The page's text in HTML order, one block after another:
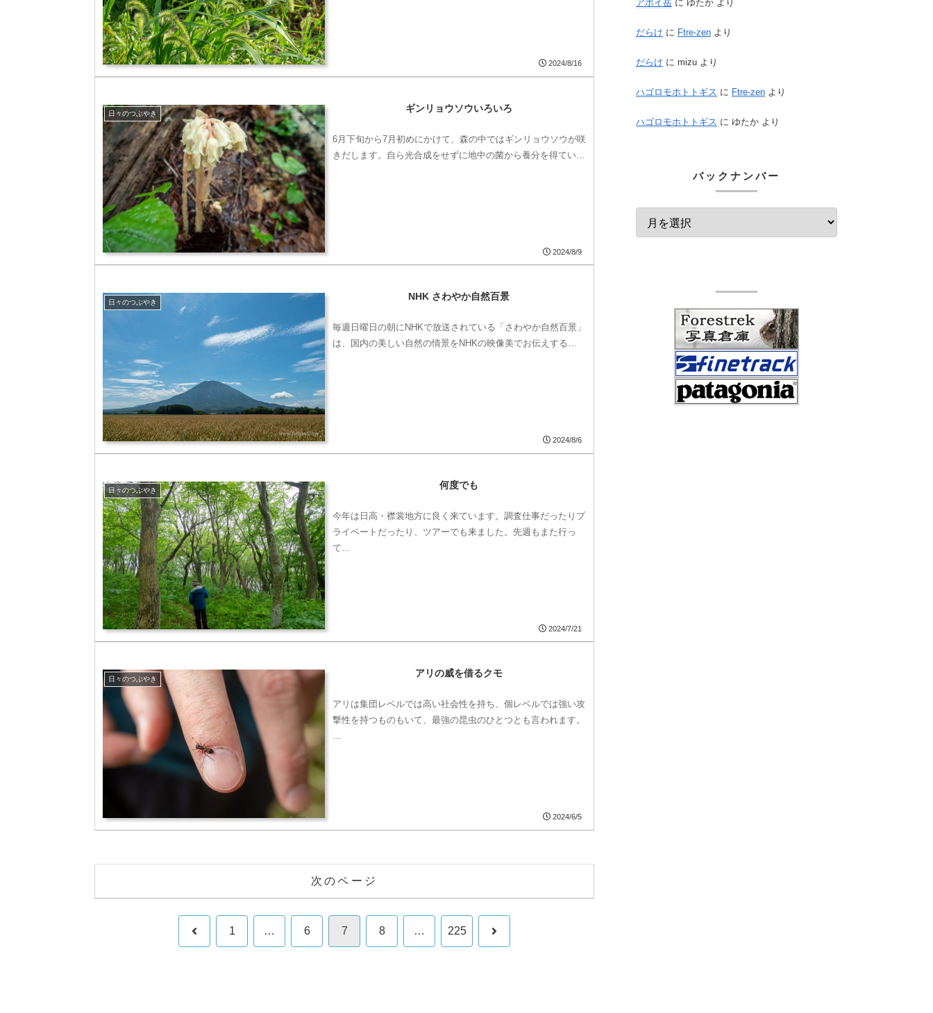
2024/8/16
日々のつぶやき ギンリョウソウいろいろ
6月下旬から7月初めにかけて、森の中ではギンリョウソウが咲
きだします。自ら光合成をせずに地中の菌から養分を得てい…
2024/8/9
日々のつぶやき NHK さわやか自然百景
毎週日曜日の朝にNHKで放送されている「さわやか自然百景」
は、国内の美しい自然の情景をNHKの映像美でお伝えする…
2024/8/6
日々のつぶやき 何度でも
今年は日高・襟裳地方に良く来ています。調査仕事だったりプ
ライベートだったり、ツアーでも来ました。先週もまた行っ
て…
2024/7/21
日々のつぶやき アリの威を借るクモ
アリは集団レベルでは高い社会性を持ち、個レベルでは強い攻
撃性を持つものもいて、最強の昆虫のひとつとも言われます。
…
2024/6/5
次のページ
前 1 … 6 7 8 … 225 次
アポイ岳 に ゆたか より
だらけ に Ftre-zen より
だらけ に mizu より
ハゴロモホトトギス に Ftre-zen より
ハゴロモホトトギス に ゆたか より
バックナンバー